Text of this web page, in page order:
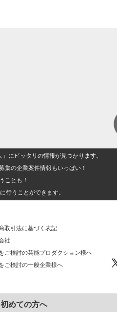
にピッタリの情報が見つかります。
集の企業案件情報もいっぱい！
ことも！
行うことができます。
取引法に基づく表記
社
ご検討の芸能プロダクション様へ
ご検討の一般企業様へ
初めての方へ